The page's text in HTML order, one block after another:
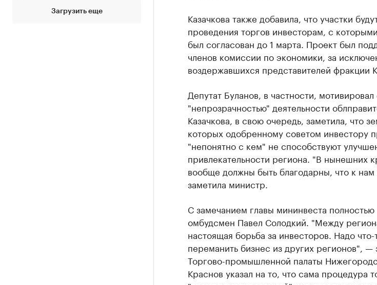
Загрузить еще
Казачкова также добавила, что участки
проведения торгов инвесторам, с
был согласован до 1 марта. Проект был
членов комиссии по экономики, за
воздержавшихся представителей фракции
Депутат Буланов, в частности,
"непрозрачностью" деятельности
Казачкова, в свою очередь, заметила, что
которых одобренному советом инвестору
"непонятно с кем" не способствуют
привлекательности региона. "В нынешних
вообще должны быть благодарны, что к
заметила министр.
С замечанием главы мининвеста полностью
омбудсмен Павел Солодкий. "Между
настоящая борьба за инвесторов. Надо
переманить бизнес из других регионов", —
Торгово-промышленной палаты
Краснов указал на то, что сама процедура